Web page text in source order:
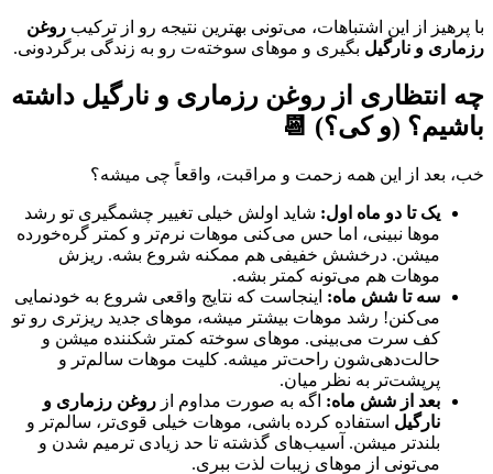
با پرهیز از این اشتباهات، می‌تونی بهترین نتیجه رو از ترکیب روغن
رزماری و نارگیل بگیری و موهای سوخته‌ت رو به زندگی برگردونی.
چه انتظاری از روغن رزماری و نارگیل داشته
باشیم؟ (و کی؟) 📆
خب، بعد از این همه زحمت و مراقبت، واقعاً چی میشه؟
یک تا دو ماه اول: شاید اولش خیلی تغییر چشمگیری تو رشد
موها نبینی، اما حس می‌کنی موهات نرم‌تر و کمتر گره‌خورده
میشن. درخشش خفیفی هم ممکنه شروع بشه. ریزش
موهات هم می‌تونه کمتر بشه.
سه تا شش ماه: اینجاست که نتایج واقعی شروع به خودنمایی
می‌کنن! رشد موهات بیشتر میشه، موهای جدید ریزتری رو تو
کف سرت می‌بینی. موهای سوخته کمتر شکننده میشن و
حالت‌دهی‌شون راحت‌تر میشه. کلیت موهات سالم‌تر و
پرپشت‌تر به نظر میان.
بعد از شش ماه: اگه به صورت مداوم از روغن رزماری و
نارگیل استفاده کرده باشی، موهات خیلی قوی‌تر، سالم‌تر و
بلندتر میشن. آسیب‌های گذشته تا حد زیادی ترمیم شدن و
می‌تونی از موهای زیبات لذت ببری.